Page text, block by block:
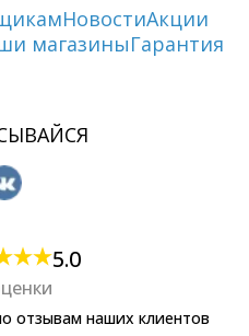
НовостиАкции
магазиныГарантия
5.0
отзывам наших клиентов